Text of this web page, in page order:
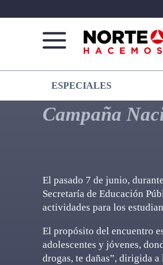
Norte
De
Chihuahua
Más
que
noticias,
hacemos
ESPECIALES
Campaña
El pasado 7 de junio,
Secretaría de Educación
actividades para los
El propósito del encuentro
adolescentes y jóvenes,
drogas, te dañas”, dirigida